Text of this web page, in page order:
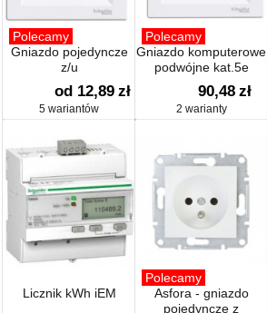
Polecamy
Gniazdo pojedyncze
z/u
od 12,89 zł
5 wariantów
Polecamy
Gniazdo komputerowe
podwójne kat.5e
90,48 zł
2 warianty
Licznik kWh iEM
Polecamy
Asfora - gniazdo
pojedyncze z